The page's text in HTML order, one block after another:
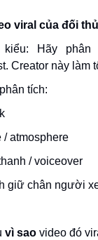
viral của đối thủ
kiểu: Hãy
Creator này làm
tích:
/ atmosphere
/ voiceover
giữ chân người
vì sao video đó